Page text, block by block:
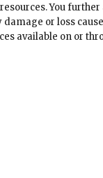
You
or loss
available on or